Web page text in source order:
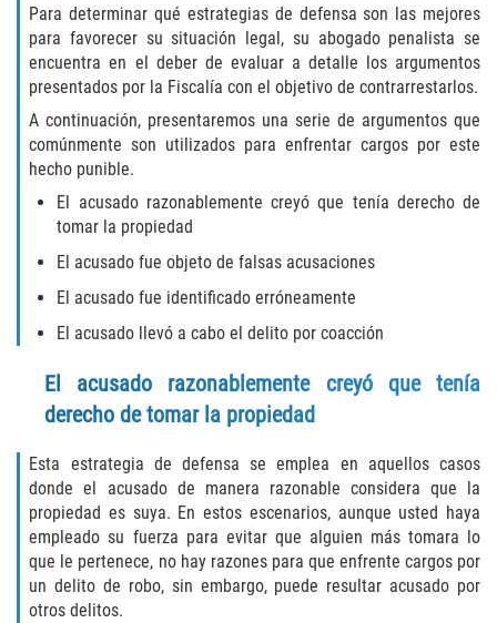
Child Endangerment
Domestic Battery
Elder Abuse
Failure to Provide Care (Child Neglect)
Diversion Program
Driving Crimes
Drinking Alcohol in a Motor Vehicle
Driving on a Suspended License
Driving Without a License
Para determinar qué estrategias de defensa son las mejores
para favorecer su situación legal, su abogado penalista se
encuentra en el deber de evaluar a detalle los argumentos
presentados por la Fiscalía con el objetivo de contrarrestarlos.
A continuación, presentaremos una serie de argumentos que
comúnmente son utilizados para enfrentar cargos por este
hecho punible.
El acusado razonablemente creyó que tenía derecho de
tomar la propiedad
El acusado fue objeto de falsas acusaciones
El acusado fue identificado erróneamente
El acusado llevó a cabo el delito por coacción
El acusado razonablemente creyó que tenía
derecho de tomar la propiedad
Esta estrategia de defensa se emplea en aquellos casos
donde el acusado de manera razonable considera que la
propiedad es suya. En estos escenarios, aunque usted haya
empleado su fuerza para evitar que alguien más tomara lo
que le pertenece, no hay razones para que enfrente cargos por
un delito de robo, sin embargo, puede resultar acusado por
otros delitos.